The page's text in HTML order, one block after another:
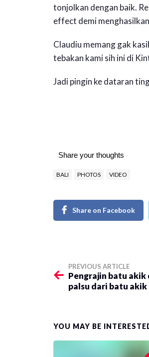
tonjolkan dengan baik.
effect demi
Claudiu memang gak
tebakan kami sih ini di
Jadi pingin ke dataran
Share your thoughts
BALI PHOTOS VIDEO
Share on Facebook
PREVIOUS ARTICLE
Pengrajin batu akik
palsu dari batu akik
YOU MAY BE